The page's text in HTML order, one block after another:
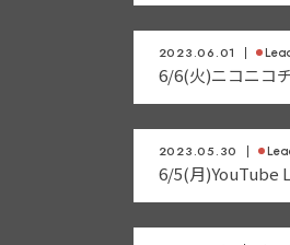
2023.06.01
6/6(火)ニコニコ
2023.05.30
6/5(月)YouTube